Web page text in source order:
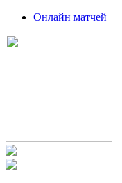
Онлайн матчей